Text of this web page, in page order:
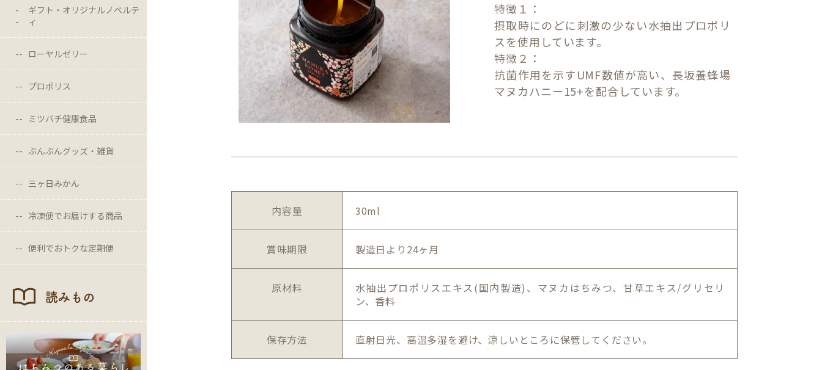
ギフト・オリジナルノベルテ
ィ
ローヤルゼリー
プロポリス
ミツバチ健康食品
ぶんぶんグッズ・雑貨
三ヶ日みかん
冷凍便でお届けする商品
便利でおトクな定期便
読みもの
特徴１：
摂取時にのどに刺激の少ない水抽出プロポリ
スを使用しています。
特徴２：
抗菌作用を示すUMF数値が高い、長坂養蜂場
マヌカハニー15+を配合しています。
内容量 30ml
賞味期限 製造日より24ヶ月
原材料
水抽出プロポリスエキス(国内製造)、マヌカはちみつ、甘草エキス/グリセリ
ン、香料
保存方法 直射日光、高温多湿を避け、涼しいところに保管してください。